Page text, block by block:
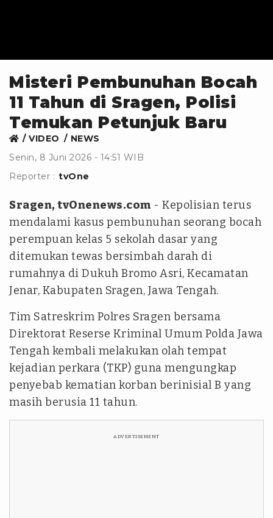
Misteri Pembunuhan Bocah
11 Tahun di Sragen, Polisi
Temukan Petunjuk Baru
VIDEO
NEWS
Senin, 8 Juni 2026 - 14:51 WIB
Reporter : tvOne
Sragen, tvOnenews.com - Kepolisian terus
mendalami kasus pembunuhan seorang bocah
perempuan kelas 5 sekolah dasar yang
ditemukan tewas bersimbah darah di
rumahnya di Dukuh Bromo Asri, Kecamatan
Jenar, Kabupaten Sragen, Jawa Tengah.
Tim Satreskrim Polres Sragen bersama
Direktorat Reserse Kriminal Umum Polda Jawa
Tengah kembali melakukan olah tempat
kejadian perkara (TKP) guna mengungkap
penyebab kematian korban berinisial B yang
masih berusia 11 tahun.
ADVERTISEMENT